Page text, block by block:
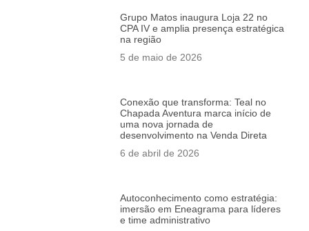
Grupo Matos inaugura Loja 22 no
CPA IV e amplia presença estratégica
na região
5 de maio de 2026
Conexão que transforma: Teal no
Chapada Aventura marca início de
uma nova jornada de
desenvolvimento na Venda Direta
6 de abril de 2026
Autoconhecimento como estratégia:
imersão em Eneagrama para líderes
e time administrativo